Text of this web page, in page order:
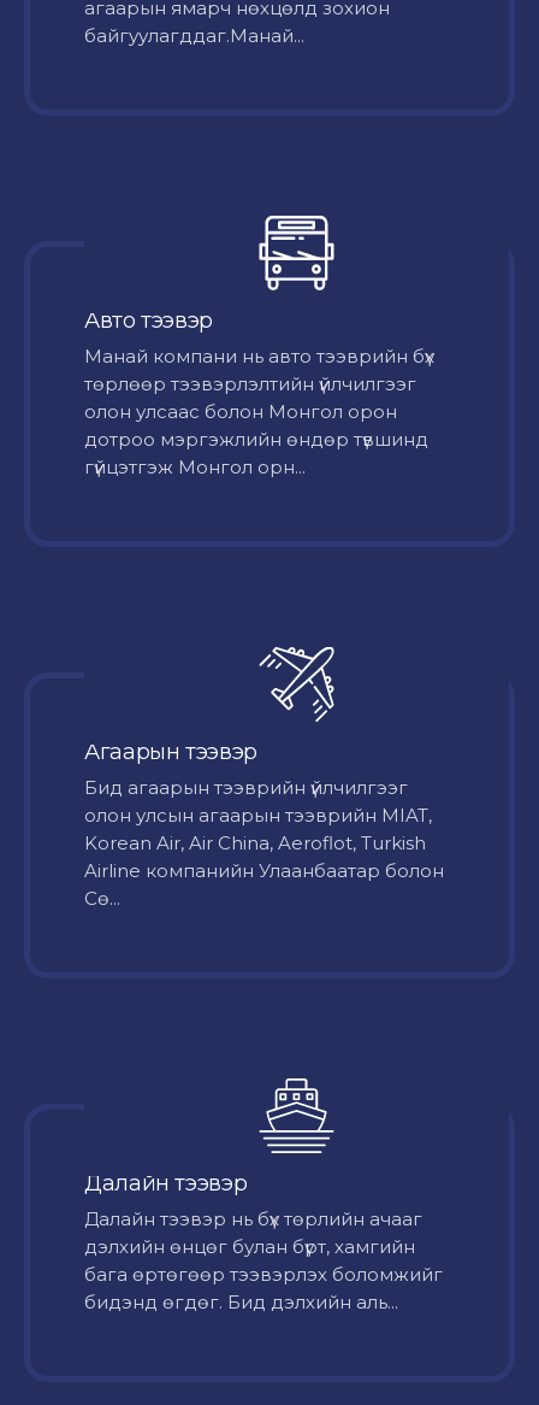
агаарын ямарч нөхцөлд зохион
байгуулагддаг.Манай...
Авто тээвэр
Mанай компани нь авто тээврийн бүх
төрлөөр тээвэрлэлтийн үйлчилгээг
олон улсаас болон Монгол орон
дотроо мэргэжлийн өндөр түвшинд
гүйцэтгэж Монгол орн...
Агаарын тээвэр
Бид агаарын тээврийн үйлчилгээг
олон улсын агаарын тээврийн MIAT,
Korean Air, Air China, Aeroflot, Turkish
Airline компанийн Улаанбаатар болон
Сө...
Далайн тээвэр
Далайн тээвэр нь бүх төрлийн ачааг
дэлхийн өнцөг булан бүрт, хамгийн
бага өртөгөөр тээвэрлэх боломжийг
бидэнд өгдөг. Бид дэлхийн аль...